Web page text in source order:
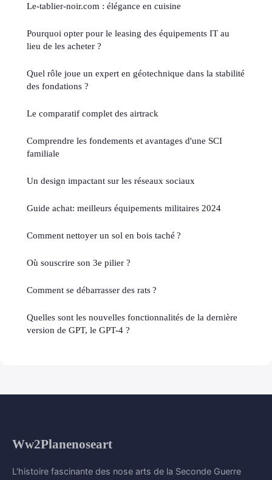
Le-tablier-noir.com : élégance en cuisine
Pourquoi opter pour le leasing des équipements IT au
lieu de les acheter ?
Quel rôle joue un expert en géotechnique dans la stabilité
des fondations ?
Le comparatif complet des airtrack
Comprendre les fondements et avantages d'une SCI
familiale
Un design impactant sur les réseaux sociaux
Guide achat: meilleurs équipements militaires 2024
Comment nettoyer un sol en bois taché ?
Où souscrire son 3e pilier ?
Comment se débarrasser des rats ?
Quelles sont les nouvelles fonctionnalités de la dernière
version de GPT, le GPT-4 ?
Ww2Planenoseart
L'histoire fascinante des nose arts de la Seconde Guerre